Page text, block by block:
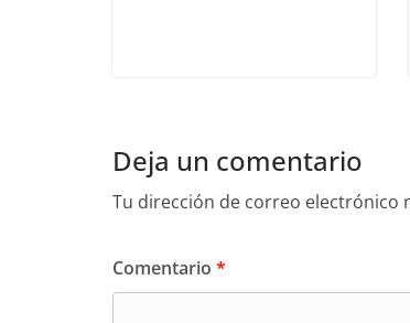
Deja un comentario
Tu dirección de correo electrónico
Comentario *